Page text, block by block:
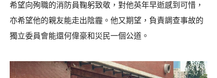
希望向殉職的消防員鞠躬致敬，對他英年早逝感到可惜，
亦希望他的親友能走出陰霾。他又期望，負責調查事故的
獨立委員會能還何偉豪和災民一個公道。